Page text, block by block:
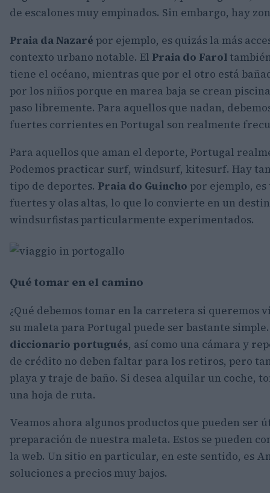
de escalones muy empinados. Sin embargo, hay
Praia da Nazaré por ejemplo, es quizás la más
contexto urbano notable. El Praia do Farol
tiene el océano, mientras que por el otro está
por los niños porque en marea baja se crean
paso libremente. Para aquellos que nadan,
fuertes corrientes en Portugal son realmente
Para aquellos que aman el deporte, Portugal
Podemos practicar surf, windsurf, kitesurf. Hay
tipo de deportes. Praia do Guincho por ejemplo,
fuertes y olas altas, lo que lo convierte en un
windsurfistas particularmente experimentados.
Qué tomar en el camino
¿Qué debemos tomar en la carretera si queremos
su maleta para Portugal puede ser bastante
diccionario portugués, así como una cámara y
de crédito no deben faltar para los retiros, pero
playa y traje de baño. Si desea alquilar un coche,
una hoja de ruta.
Veamos ahora algunos productos que pueden ser
preparación de nuestra maleta. Estos se pueden
la web. Un sitio en particular, en este sentido, es
soluciones a precios muy bajos.